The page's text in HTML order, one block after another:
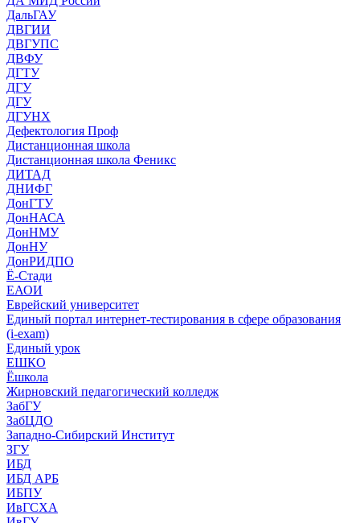
ДальГАУ
ДВГИИ
ДВГУПС
ДВФУ
ДГТУ
ДГУ
ДГУ
ДГУНХ
Дефектология Проф
Дистанционная школа
Дистанционная школа Феникс
ДИТАД
ДНИФГ
ДонГТУ
ДонНАСА
ДонНМУ
ДонНУ
ДонРИДПО
Ё-Стади
ЕАОИ
Еврейский университет
Единый портал интернет-тестирования в сфере образования
(i-exam)
Единый урок
ЕШКО
Ёшкола
Жирновский педагогический колледж
ЗабГУ
ЗабЦДО
Западно-Сибирский Институт
ЗГУ
ИБД
ИБД АРБ
ИБПУ
ИвГСХА